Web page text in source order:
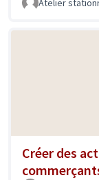
Atelier
Créer des